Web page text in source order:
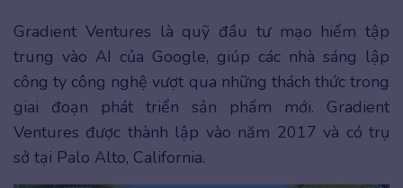
Gradient Ventures là quỹ đầu tư mạo hiểm tập
trung vào AI của Google, giúp các nhà sáng lập
công ty công nghệ vượt qua những thách thức trong
giai đoạn phát triển sản phẩm mới. Gradient
Ventures được thành lập vào năm 2017 và có trụ
sở tại Palo Alto, California.